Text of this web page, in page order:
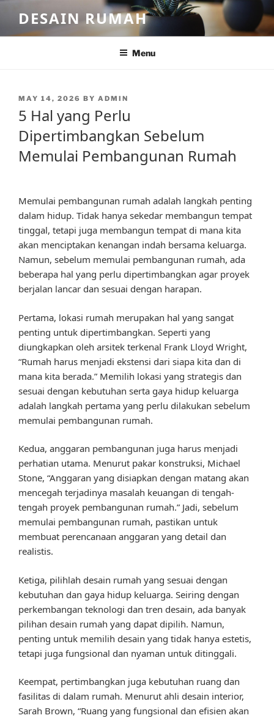
content
DESAIN RUMAH
Menu
POSTED
MAY 14, 2026 BY ADMIN
5 Hal yang Perlu
Dipertimbangkan Sebelum
Memulai Pembangunan Rumah
Memulai pembangunan rumah adalah langkah penting
dalam hidup. Tidak hanya sekedar membangun tempat
tinggal, tetapi juga membangun tempat di mana kita
akan menciptakan kenangan indah bersama keluarga.
Namun, sebelum memulai pembangunan rumah, ada
beberapa hal yang perlu dipertimbangkan agar proyek
berjalan lancar dan sesuai dengan harapan.
Pertama, lokasi rumah merupakan hal yang sangat
penting untuk dipertimbangkan. Seperti yang
diungkapkan oleh arsitek terkenal Frank Lloyd Wright,
“Rumah harus menjadi ekstensi dari siapa kita dan di
mana kita berada.” Memilih lokasi yang strategis dan
sesuai dengan kebutuhan serta gaya hidup keluarga
adalah langkah pertama yang perlu dilakukan sebelum
memulai pembangunan rumah.
Kedua, anggaran pembangunan juga harus menjadi
perhatian utama. Menurut pakar konstruksi, Michael
Stone, “Anggaran yang disiapkan dengan matang akan
mencegah terjadinya masalah keuangan di tengah-
tengah proyek pembangunan rumah.” Jadi, sebelum
memulai pembangunan rumah, pastikan untuk
membuat perencanaan anggaran yang detail dan
realistis.
Ketiga, pilihlah desain rumah yang sesuai dengan
kebutuhan dan gaya hidup keluarga. Seiring dengan
perkembangan teknologi dan tren desain, ada banyak
pilihan desain rumah yang dapat dipilih. Namun,
penting untuk memilih desain yang tidak hanya estetis,
tetapi juga fungsional dan nyaman untuk ditinggali.
Keempat, pertimbangkan juga kebutuhan ruang dan
fasilitas di dalam rumah. Menurut ahli desain interior,
Sarah Brown, “Ruang yang fungsional dan efisien akan